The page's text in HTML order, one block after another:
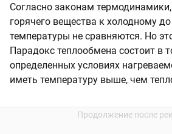
Согласно законам термодинамики,
горячего вещества к холодному
температуры не сравняются. Но
Парадокс теплообмена состоит в
определенных условиях
иметь температуру выше, чем